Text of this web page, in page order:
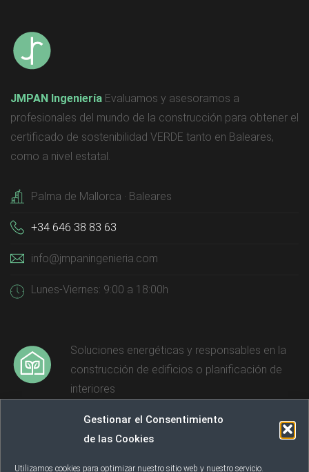
Gestionar el Consentimiento
de las Cookies
Utilizamos cookies para optimizar nuestro sitio web y nuestro servicio.
JMPAN Ingeniería Evaluamos y asesoramos a
profesionales del mundo de la construcción para obtener el
certificado de sostenibilidad VERDE tanto en Baleares,
como a nivel estatal.
Palma de Mallorca · Baleares
+34 646 38 83 63
info@jmpaningenieria.com
Lunes-Viernes: 9:00 a 18:00h
Soluciones energéticas y responsables en la
construcción de edificios o planificación de
interiores
Reducción y neutralización de emisiones de
GEI para contribuir a la lucha contra el cambio